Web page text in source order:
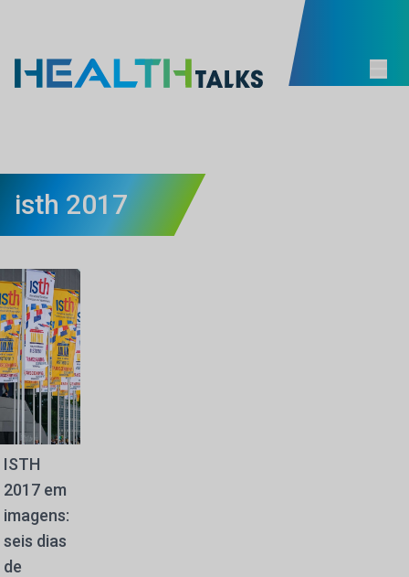
isth 2017
ISTH
2017 em
imagens:
seis dias
de